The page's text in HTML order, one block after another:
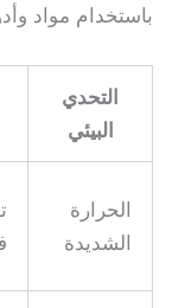
باستخدام مواد
التحدي
البيئي
الحرارة
الشديدة